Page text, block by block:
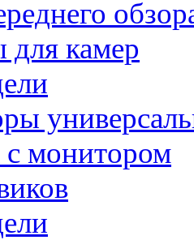
камер
с монитором